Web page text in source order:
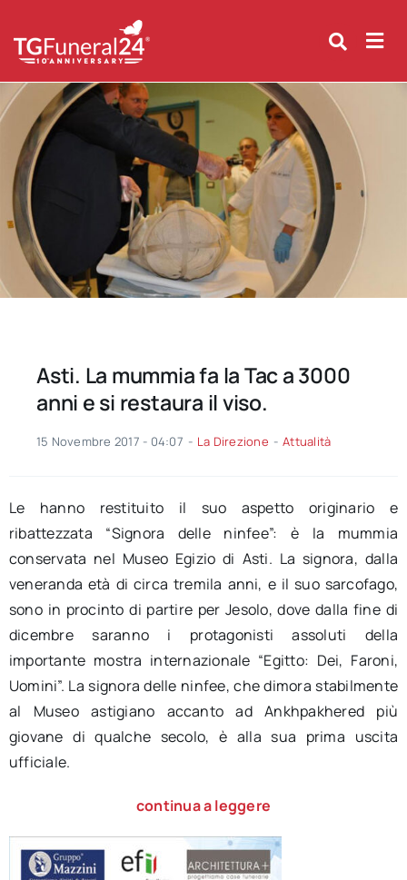
content
Asti. La mummia fa la Tac a 3000
anni e si restaura il viso.
15 Novembre 2017 - 04:07 - La Direzione - Attualità
Le hanno restituito il suo aspetto originario e
ribattezzata “Signora delle ninfee”: è la mummia
conservata nel Museo Egizio di Asti. La signora, dalla
veneranda età di circa tremila anni, e il suo sarcofago,
sono in procinto di partire per Jesolo, dove dalla fine di
dicembre saranno i protagonisti assoluti della
importante mostra internazionale “Egitto: Dei, Faroni,
Uomini”. La signora delle ninfee, che dimora stabilmente
al Museo astigiano accanto ad Ankhpakhered più
giovane di qualche secolo, è alla sua prima uscita
ufficiale.
continua a leggere